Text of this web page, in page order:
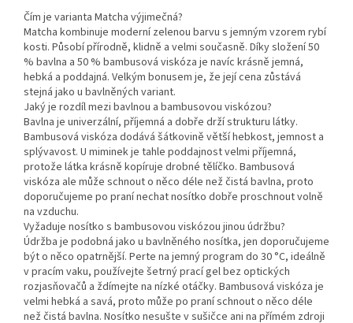
Čím je varianta Matcha výjimečná?
Matcha kombinuje moderní zelenou barvu s jemným vzorem rybí
kosti. Působí přírodně, klidně a velmi současně. Díky složení 50
% bavlna a 50 % bambusová viskóza je navíc krásně jemná,
hebká a poddajná. Velkým bonusem je, že její cena zůstává
stejná jako u bavlněných variant.
Jaký je rozdíl mezi bavlnou a bambusovou viskózou?
Bavlna je univerzální, příjemná a dobře drží strukturu látky.
Bambusová viskóza dodává šátkovině větší hebkost, jemnost a
splývavost. U miminek je tahle poddajnost velmi příjemná,
protože látka krásně kopíruje drobné tělíčko. Bambusová
viskóza ale může schnout o něco déle než čistá bavlna, proto
doporučujeme po praní nechat nosítko dobře proschnout volně
na vzduchu.
Vyžaduje nosítko s bambusovou viskózou jinou údržbu?
Údržba je podobná jako u bavlněného nosítka, jen doporučujeme
být o něco opatrnější. Perte na jemný program do 30 °C, ideálně
v pracím vaku, používejte šetrný prací gel bez optických
rozjasňovačů a ždímejte na nízké otáčky. Bambusová viskóza je
velmi hebká a savá, proto může po praní schnout o něco déle
než čistá bavlna. Nosítko nesušte v sušičce ani na přímém zdroji